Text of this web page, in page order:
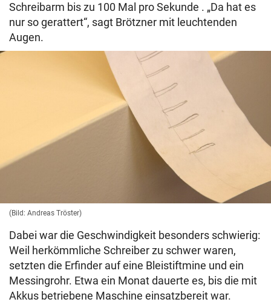
Schreibarm bis zu 100 Mal pro Sekunde . „Da hat es
nur so gerattert“, sagt Brötzner mit leuchtenden
Augen.
(Bild: Andreas Tröster)
Dabei war die Geschwindigkeit besonders schwierig:
Weil herkömmliche Schreiber zu schwer waren,
setzten die Erfinder auf eine Bleistiftmine und ein
Messingrohr. Etwa ein Monat dauerte es, bis die mit
Akkus betriebene Maschine einsatzbereit war.